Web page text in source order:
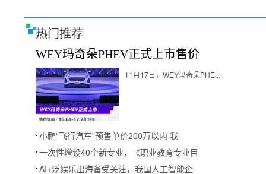
热门推荐
WEY玛奇朵PHEV正式上市售价
11月17日，WEY玛奇朵PHE...
小鹏“飞行汽车”预售单价200万以内 我
一次性增设40个新专业，《职业教育专业目
AI+泛娱乐出海备受关注，我国人工智能企